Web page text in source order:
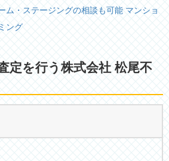
ム・ステージングの相談も可能 マンショ
ング
定を行う株式会社 松尾不